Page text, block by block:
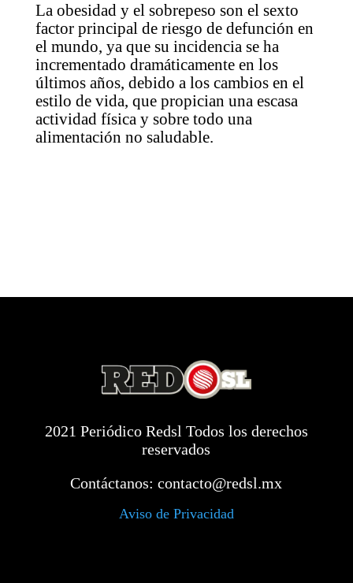
La obesidad y el sobrepeso son el sexto
factor principal de riesgo de defunción en
el mundo, ya que su incidencia se ha
incrementado dramáticamente en los
últimos años, debido a los cambios en el
estilo de vida, que propician una escasa
actividad física y sobre todo una
alimentación no saludable.
2021 Periódico Redsl Todos los derechos
reservados
Contáctanos:contacto@redsl.mx
Aviso de Privacidad